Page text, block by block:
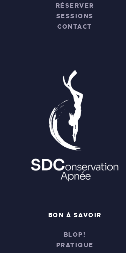
RÉSERVER
SESSIONS
CONTACT
BON À SAVOIR
BLOP!
PRATIQUE